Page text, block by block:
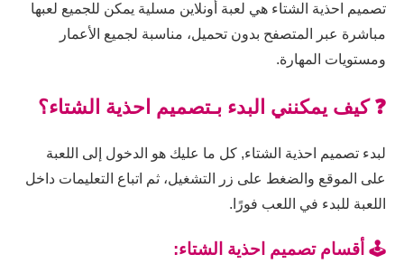
تصميم احذية الشتاء هي لعبة أونلاين مسلية يمكن للجميع لعبها
مباشرة عبر المتصفح بدون تحميل، مناسبة لجميع الأعمار
ومستويات المهارة.
❓ كيف يمكنني البدء بـتصميم احذية الشتاء؟
لبدء تصميم احذية الشتاء, كل ما عليك هو الدخول إلى اللعبة
على الموقع والضغط على زر التشغيل، ثم اتباع التعليمات داخل
اللعبة للبدء في اللعب فورًا.
🕹️ أقسام تصميم احذية الشتاء: